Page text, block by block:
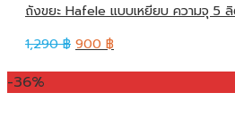
ถังขยะ Hafele แบบเหยียบ ความจุ 5
1,290฿ 900 ฿
-36%